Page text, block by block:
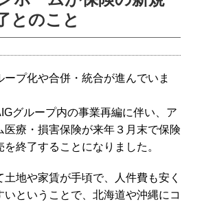
とのこと
ープ化や合併・統合が進んでいま
グループ内の事業再編に伴い、ア
医療・損害保険が来年３月末で保険
終了することになりました。
土地や家賃が手頃で、人件費も安く
いということで、北海道や沖縄にコ